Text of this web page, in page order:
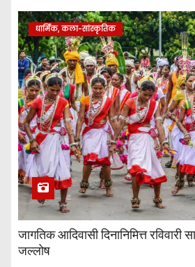
धार्मिक, कला-सांस्कृतिक
जागतिक आदिवासी दिनानिमित्त रविवारी
जल्लोष